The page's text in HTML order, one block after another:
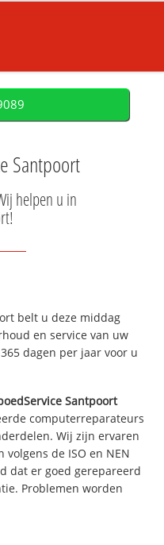
Santpoort
helpen u in
belt u deze middag
en service van uw
dagen per jaar voor u
Santpoort
computerreparateurs
Wij zijn ervaren
de ISO en NEN
dat er goed gerepareerd
Problemen worden